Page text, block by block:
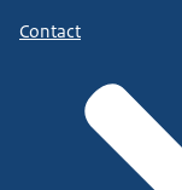
Contact